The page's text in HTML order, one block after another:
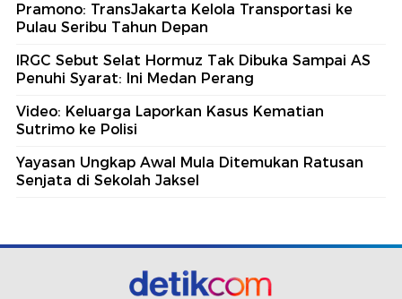
Pramono: TransJakarta Kelola Transportasi ke
Pulau Seribu Tahun Depan
IRGC Sebut Selat Hormuz Tak Dibuka Sampai AS
Penuhi Syarat: Ini Medan Perang
Video: Keluarga Laporkan Kasus Kematian
Sutrimo ke Polisi
Yayasan Ungkap Awal Mula Ditemukan Ratusan
Senjata di Sekolah Jaksel